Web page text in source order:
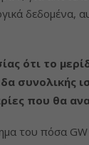
δεδομένα,
ότι το
συνολικής
που θα
του πόσα